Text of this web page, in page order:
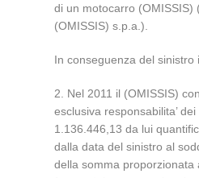
di un motocarro (OMISSIS)
(OMISSIS) s.p.a.).
In conseguenza del sinistro
2. Nel 2011 il (OMISSIS)
esclusiva responsabilita’
1.136.446,13 da lui
dalla data del sinistro al
della somma proporzionata